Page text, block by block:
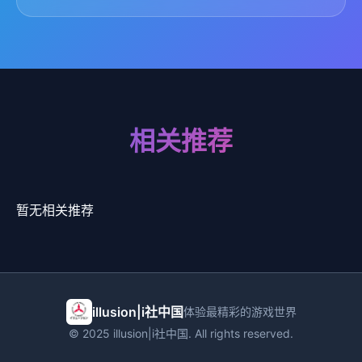
相关推荐
暂无相关推荐
illusion|i社中国体验最精彩的游戏世界
© 2025 illusion|i社中国. All rights reserved.